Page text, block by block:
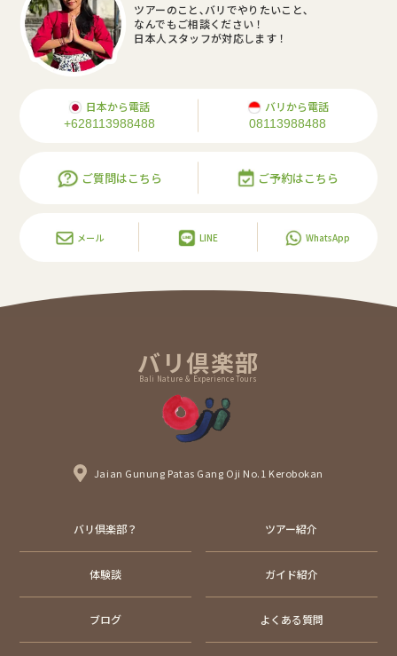
ツアーのこと､バリでやりたいこと､
なんでもご相談ください！
日本人スタッフが対応します！
日本から電話
+628113988488
バリから電話
08113988488
ご質問はこちら ご予約はこちら
メール LINE WhatsApp
バリ倶楽部
Bali Nature & Experience Tours
Jaian Gunung Patas Gang Oji No.1 Kerobokan
バリ倶楽部？ ツアー紹介
体験談 ガイド紹介
ブログ よくある質問